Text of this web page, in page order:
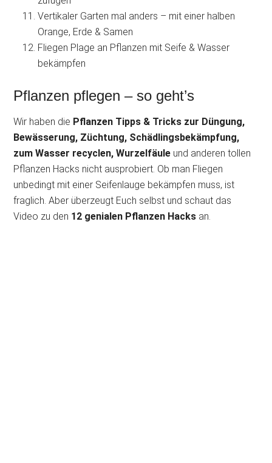
Vertikaler Garten mal anders – mit einer halben
Orange, Erde & Samen
Fliegen Plage an Pflanzen mit Seife & Wasser
bekämpfen
Pflanzen pflegen – so geht’s
Wir haben die Pflanzen Tipps & Tricks zur Düngung,
Bewässerung, Züchtung, Schädlingsbekämpfung,
zum Wasser recyclen, Wurzelfäule und anderen tollen
Pflanzen Hacks nicht ausprobiert. Ob man Fliegen
unbedingt mit einer Seifenlauge bekämpfen muss, ist
fraglich. Aber überzeugt Euch selbst und schaut das
Video zu den 12 genialen Pflanzen Hacks an.